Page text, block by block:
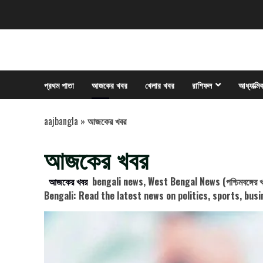
প্রথম পাতা আজকের খবর খেলার খবর রাশিফল
aajbangla » আজকের খবর
আজকের খবর
আজকের খবরbengali news, West Bengal News
Bengali: Read the latest news on politics, sports,